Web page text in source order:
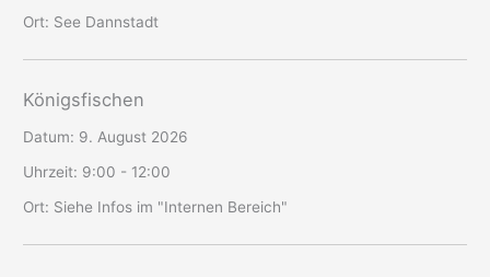
Ort: See Dannstadt
Königsfischen
Datum: 9. August 2026
Uhrzeit: 9:00 - 12:00
Ort: Siehe Infos im "Internen Bereich"